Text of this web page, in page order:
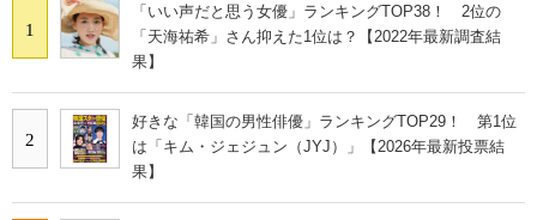
1
「いい声だと思う女優」ランキングTOP38！ 2位の
「天海祐希」さん抑えた1位は？【2022年最新調査結
果】
2
好きな「韓国の男性俳優」ランキングTOP29！ 第1位
は「キム・ジェジュン（JYJ）」【2026年最新投票結
果】